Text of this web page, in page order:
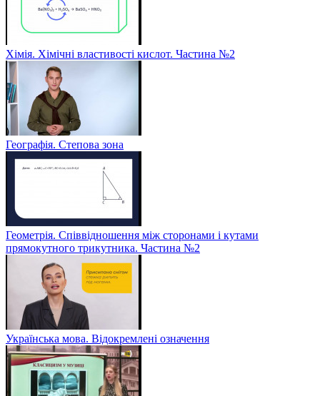
Хімія. Хімічні властивості кислот. Частина №2
Географія. Степова зона
Геометрія. Співвідношення між сторонами і кутами
прямокутного трикутника. Частина №2
Українська мова. Відокремлені означення